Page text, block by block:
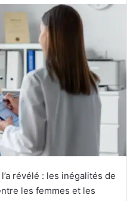
révélé : les inégalités de
les femmes et les